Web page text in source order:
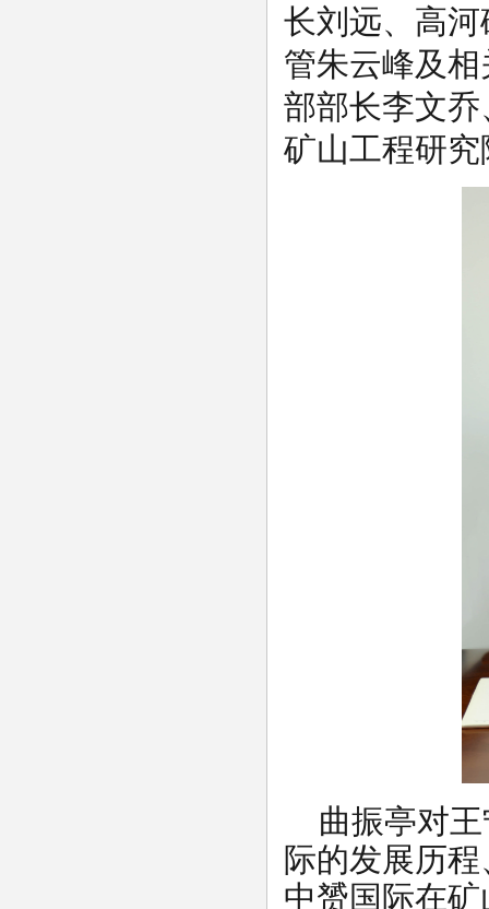
长刘远、高
管朱云峰及
部部长李文
矿山工程研
曲振亭对王
际的发展历
中赟国际在